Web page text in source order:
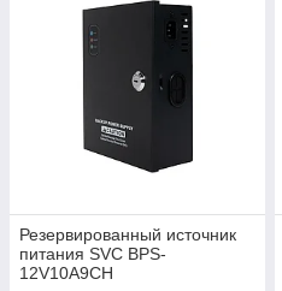
Резервированный источник
питания SVC BPS-
12V10A9CH